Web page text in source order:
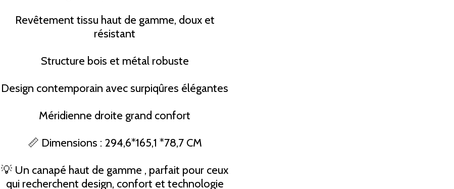
Revêtement tissu haut de gamme, doux et
résistant
Structure bois et métal robuste
Design contemporain avec surpiqûres élégantes
Méridienne droite grand confort
📏 Dimensions : 294,6*165,1 *78,7 CM
💡 Un canapé haut de gamme , parfait pour ceux
qui recherchent design, confort et technologie